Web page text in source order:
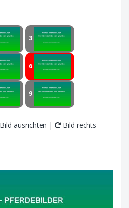
3
6
9
Bild ausrichten |
Bild rechts